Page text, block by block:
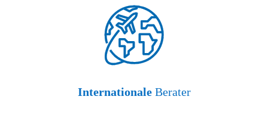
InternationaleBerater